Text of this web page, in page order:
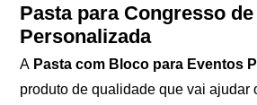
Pasta para Congresso
Personalizada
A Pasta com Bloco para Eventos
produto de qualidade que vai ajudar